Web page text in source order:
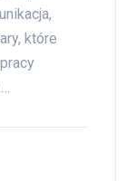
które